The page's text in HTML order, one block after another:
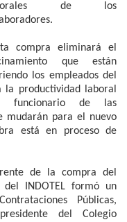
de los
compra eliminará el
que están
los empleados del
la productividad laboral
funcionario de las
mudarán para el nuevo
está en proceso de
de la compra del
INDOTEL formó un
Públicas,
del Colegio